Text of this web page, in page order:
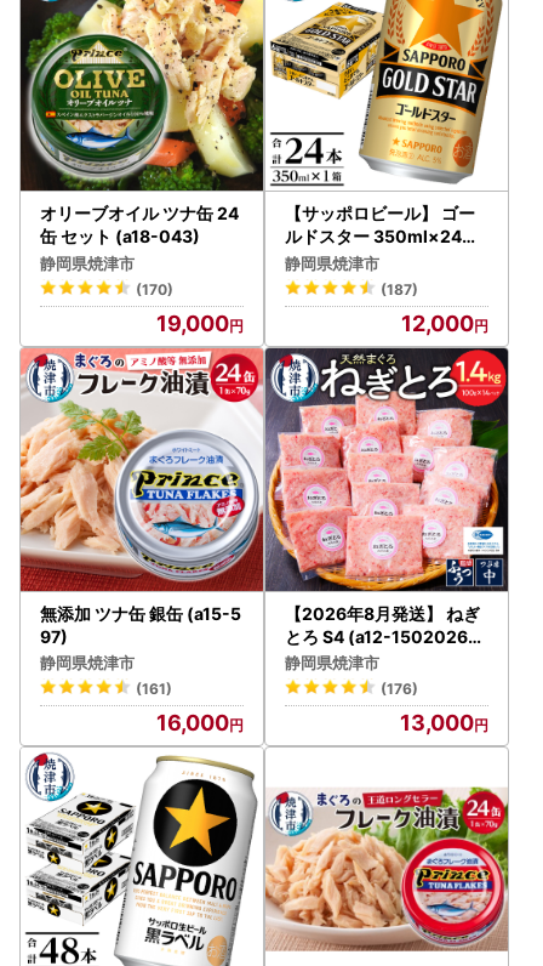
オリーブオイル ツナ缶 24
缶 セット (a18-043)
静岡県焼津市
(170)
19,000
【サッポロビール】 ゴー
ルドスター 350ml×24本
(a12-266)
静岡県焼津市
(187)
12,000
無添加 ツナ缶 銀缶 (a15-5
97)
静岡県焼津市
(161)
16,000
【2026年8月発送】 ねぎ
とろ S4 (a12-15020260
8)
静岡県焼津市
(176)
13,000